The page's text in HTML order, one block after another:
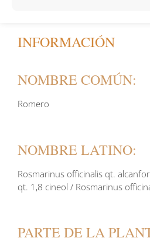
INFORMACIÓN
NOMBRE COMÚN:
Romero
NOMBRE LATINO:
Rosmarinus officinalis qt.
qt. 1,8 cineol / Rosmarinus
PARTE DE LA